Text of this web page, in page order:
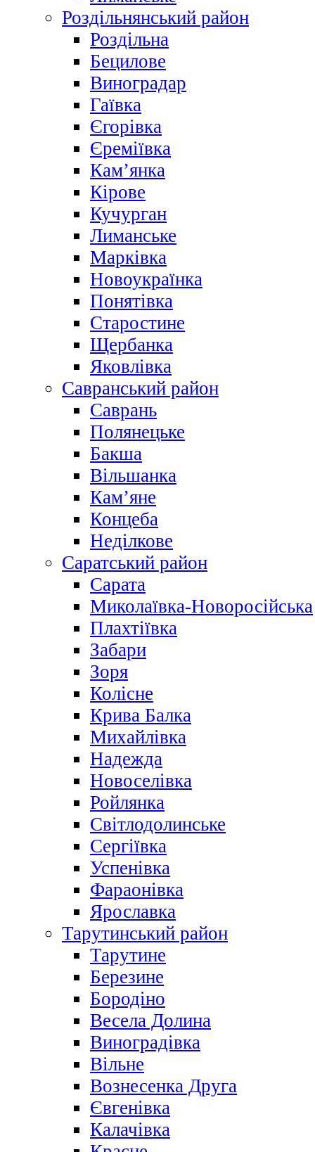
Роздільнянський район
Роздільна
Бецилове
Виноградар
Гаївка
Єгорівка
Єреміївка
Кам’янка
Кірове
Кучурган
Лиманське
Марківка
Новоукраїнка
Понятівка
Старостине
Щербанка
Яковлівка
Савранський район
Саврань
Полянецьке
Бакша
Вільшанка
Кам’яне
Концеба
Неділкове
Саратський район
Сарата
Миколаївка-Новоросійська
Плахтіївка
Забари
Зоря
Колісне
Крива Балка
Михайлівка
Надежда
Новоселівка
Ройлянка
Світлодолинське
Сергіївка
Успенівка
Фараонівка
Ярославка
Тарутинський район
Тарутине
Березине
Бородіно
Весела Долина
Виноградівка
Вільне
Вознесенка Друга
Євгенівка
Калачівка